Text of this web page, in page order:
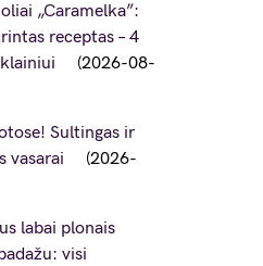
„Caramelka”:
receptas – 4
2026-08-
Sultingas ir
vasarai
2026-
labai plonais
visi